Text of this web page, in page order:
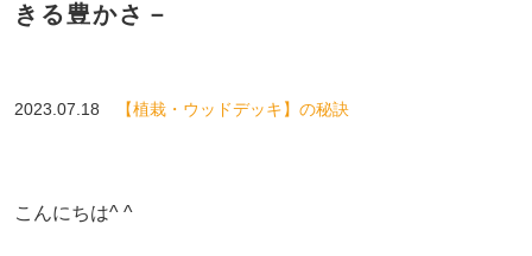
きる豊かさ－
2023.07.18 【植栽・ウッドデッキ】の秘訣
こんにちは^ ^